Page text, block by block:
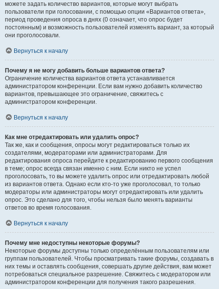
можете задать количество вариантов, которые могут выбрать
пользователи при голосовании, с помощью опции «Вариантов ответа»,
период проведения опроса в днях (0 означает, что опрос будет
постоянным) и возможность пользователей изменять вариант, за который
они проголосовали.
Вернуться к началу
Почему я не могу добавить больше вариантов ответа?
Ограничение количества вариантов ответа устанавливается
администратором конференции. Если вам нужно добавить количество
вариантов, превышающее это ограничение, свяжитесь с
администратором конференции.
Вернуться к началу
Как мне отредактировать или удалить опрос?
Так же, как и сообщения, опросы могут редактироваться только их
создателями, модераторами или администраторами. Для
редактирования опроса перейдите к редактированию первого сообщения
в теме; опрос всегда связан именно с ним. Если никто не успел
проголосовать, то вы можете удалить опрос или отредактировать любой
из вариантов ответа. Однако если кто-то уже проголосовал, то только
модераторы или администраторы могут отредактировать или удалить
опрос. Это сделано для того, чтобы нельзя было менять варианты
ответов во время голосования.
Вернуться к началу
Почему мне недоступны некоторые форумы?
Некоторые форумы доступны только определённым пользователям или
группам пользователей. Чтобы просматривать такие форумы, создавать в
них темы и оставлять сообщения, совершать другие действия, вам может
потребоваться специальное разрешение. Свяжитесь с модератором или
администратором конференции для получения такого разрешения.